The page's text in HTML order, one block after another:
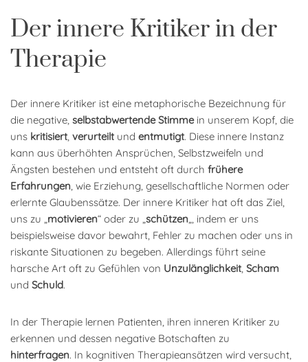
Der innere Kritiker in der
Therapie
Der innere Kritiker ist eine metaphorische Bezeichnung für
die negative, selbstabwertende Stimmein unserem Kopf, die
uns kritisiert, verurteiltund entmutigt. Diese innere Instanz
kann aus überhöhten Ansprüchen, Selbstzweifeln und
Ängsten bestehen und entsteht oft durch frühere
Erfahrungen , wie Erziehung, gesellschaftliche Normen oder
erlernte Glaubenssätze. Der innere Kritiker hat oft das Ziel,
uns zu „ motivieren“ oder zu „ schützen „, indem er uns
beispielsweise davor bewahrt, Fehler zu machen oder uns in
riskante Situationen zu begeben. Allerdings führt seine
harsche Art oft zu Gefühlen von Unzulänglichkeit, Scham
und Schuld.
In der Therapie lernen Patienten, ihren inneren Kritiker zu
erkennen und dessen negative Botschaften zu
hinterfragen. In kognitiven Therapieansätzen wird versucht,